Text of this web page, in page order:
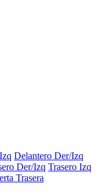
Delantero Der/Izq
Der/Izq Trasero Izq
Trasera